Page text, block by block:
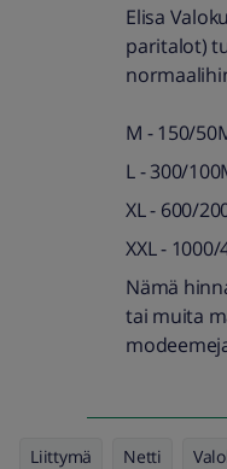
Elisa
paritalot)
M - 150/
L - 300/
XL - 600/
XXL -
Nämä
tai muita
Liittymä Netti